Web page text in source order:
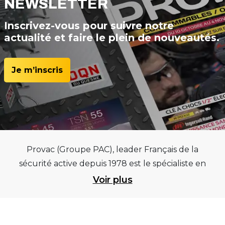
NEWSLETTER
Inscrivez-vous pour suivre notre
actualité et faire le plein de nouveautés.
Je m’inscris
Provac (Groupe PAC), leader Français de la
sécurité active depuis 1978 est le spécialiste en
équipements pour garages et centres
Voir plus